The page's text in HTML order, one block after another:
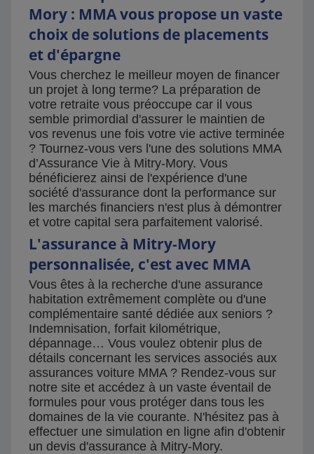
Mory : MMA vous propose un vaste
choix de solutions de placements
et d'épargne
Vous cherchez le meilleur moyen de financer
un projet à long terme? La préparation de
votre retraite vous préoccupe car il vous
semble primordial d'assurer le maintien de
vos revenus une fois votre vie active terminée
? Tournez-vous vers l'une des solutions MMA
d’Assurance Vie à Mitry-Mory. Vous
bénéficierez ainsi de l'expérience d'une
société d'assurance dont la performance sur
les marchés financiers n'est plus à démontrer
et votre capital sera parfaitement valorisé.
L'assurance à Mitry-Mory
personnalisée, c'est avec MMA
Vous êtes à la recherche d'une assurance
habitation extrêmement complète ou d'une
complémentaire santé dédiée aux seniors ?
Indemnisation, forfait kilométrique,
dépannage… Vous voulez obtenir plus de
détails concernant les services associés aux
assurances voiture MMA ? Rendez-vous sur
notre site et accédez à un vaste éventail de
formules pour vous protéger dans tous les
domaines de la vie courante. N'hésitez pas à
effectuer une simulation en ligne afin d'obtenir
un devis d'assurance à Mitry-Mory.